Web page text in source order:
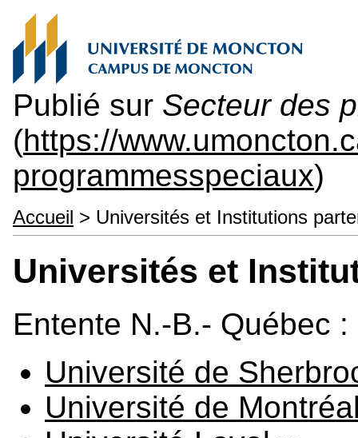
Publié sur Secteur des
(https://
programmesspeciaux)
Accueil > Universités et Institutions
Universités et
Entente N.-B.- Québec :
Université de
Université de